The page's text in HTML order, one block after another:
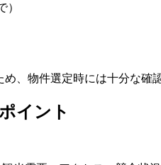
、物件選定時には十分な確
イント